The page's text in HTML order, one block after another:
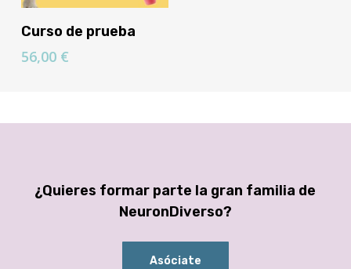
Añadir Al Carrito
Curso de prueba
56,00 €
¿Quieres formar parte la gran familia de
NeuronDiverso?
Asóciate